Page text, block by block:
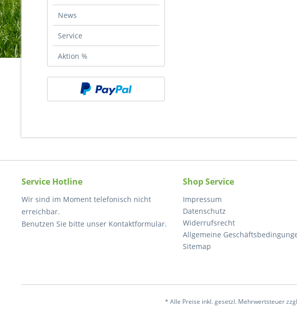
News
Service
Aktion %
Service Hotline
Wir sind im Moment telefonisch nicht
erreichbar.
Benutzen Sie bitte unser Kontaktformular.
Shop Service
Impressum
Datenschutz
Widerrufsrecht
Allgemeine
Sitemap
* Alle Preise inkl. gesetzl. Mehrwertsteuer